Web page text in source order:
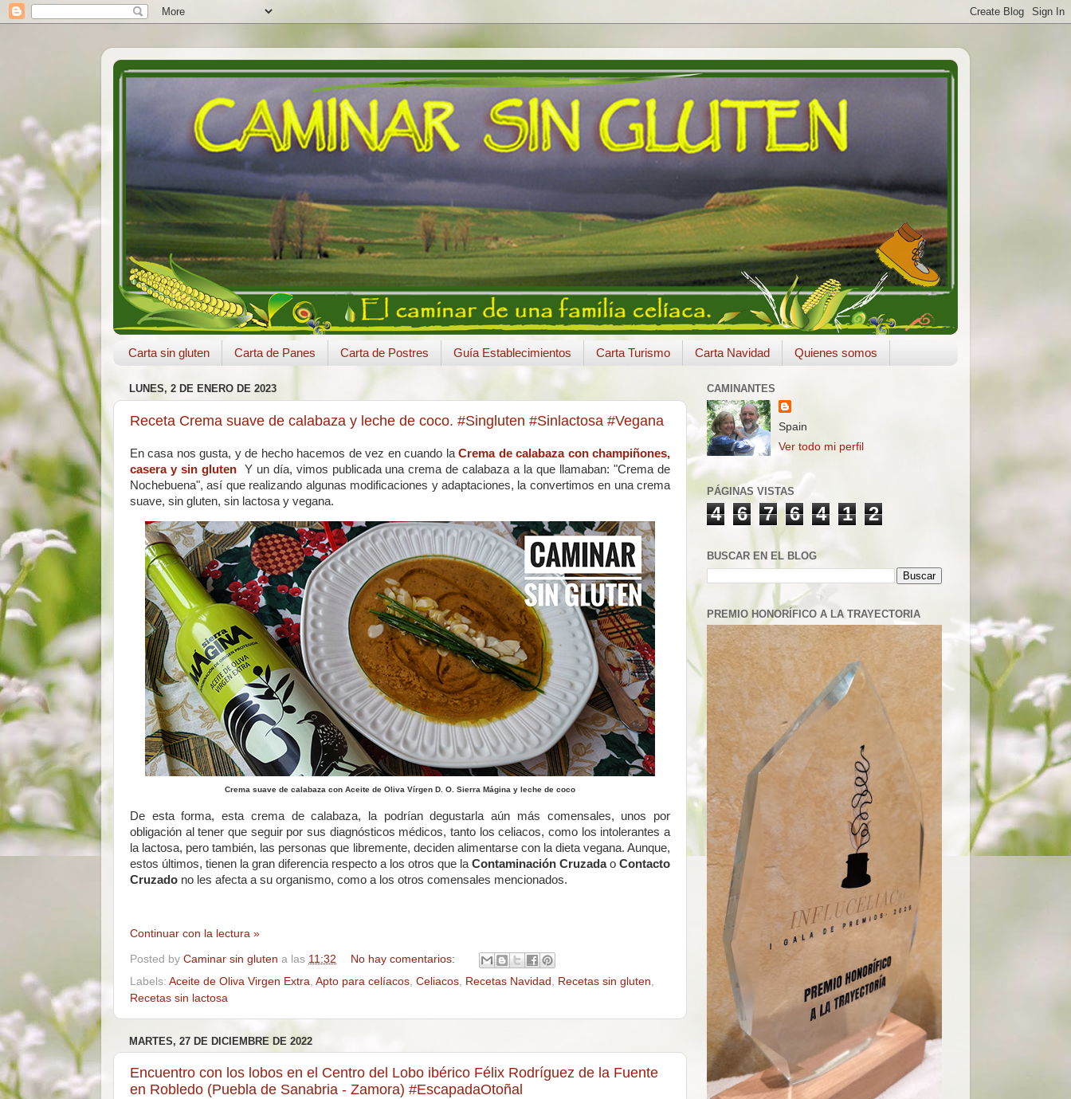
Carta sin gluten Carta de Panes Carta de Postres Guía Establecimientos Carta Turismo Carta Navidad Quienes somos
LUNES, 2 DE ENERO DE 2023
Receta Crema suave de calabaza y leche de coco. #Singluten #Sinlactosa #Vegana
En casa nos gusta, y de hecho hacemos de vez en cuando laCrema de calabaza con champiñones,
casera y sin gluten
Y un día, vimos publicada una crema de calabaza a la que llamaban: "Crema de
Nochebuena", así que realizando algunas modificaciones y adaptaciones, la convertimos en una crema
suave, sin gluten, sin lactosa y vegana.
Crema suave de calabaza con Aceite de Oliva Vírgen D. O. Sierra Mágina y leche de coco
De esta forma, esta crema de calabaza, la podrían degustarla aún más comensales, unos por
obligación al tener que seguir por sus diagnósticos médicos, tanto los celiacos, como los intolerantes a
la lactosa, pero también, las personas que libremente, deciden alimentarse con la dieta vegana. Aunque,
estos últimos, tienen la gran diferencia respecto a los otros que la Contaminación Cruzadao Contacto
Cruzado no les afecta a su organismo, como a los otros comensales mencionados.
Continuar con la lectura »
Posted by Caminar sin gluten a las 11:32
No hay comentarios:
Labels: Aceite de Oliva Virgen Extra Apto para celíacos Celiacos Recetas Navidad Recetas sin gluten
Recetas sin lactosa
MARTES, 27 DE DICIEMBRE DE 2022
Encuentro con los lobos en el Centro del Lobo ibérico Félix Rodríguez de la Fuente
en Robledo (Puebla de Sanabria - Zamora) #EscapadaOtoñal
CAMINANTES
Spain
Ver todo mi perfil
PÁGINAS VISTAS
4 6 7 6 4 1 2
BUSCAR EN EL BLOG
PREMIO HONORÍFICO A LA TRAYECTORIA